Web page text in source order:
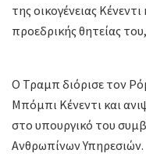
της οικογένειας
προεδρικής θητείας
Ο Τραμπ διόρισε τον
Μπόμπι Κένεντι και
στο υπουργικό του
Ανθρωπίνων Υπηρεσιών.